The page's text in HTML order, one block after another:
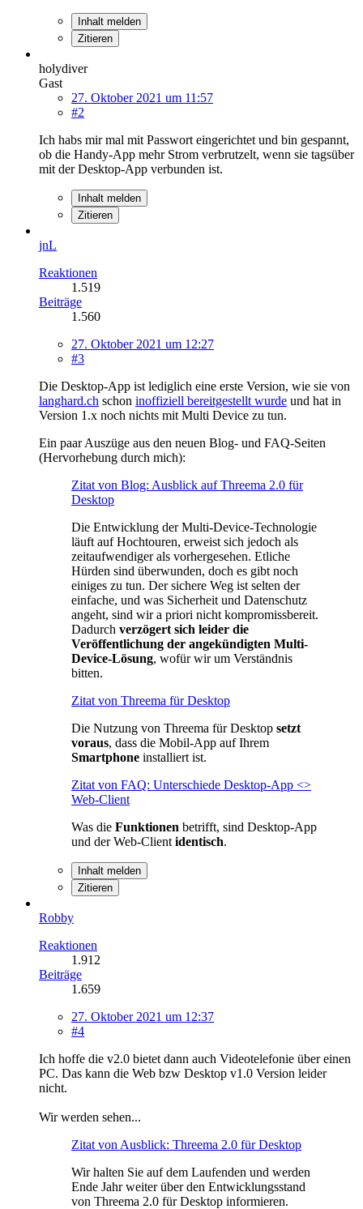
Inhalt melden
Zitieren
holydiver
Gast
27. Oktober 2021 um 11:57
#2
Ich habs mir mal mit Passwort eingerichtet und bin gespannt,
ob die Handy-App mehr Strom verbrutzelt, wenn sie tagsüber
mit der Desktop-App verbunden ist.
Inhalt melden
Zitieren
jnL
Reaktionen
1.519
Beiträge
1.560
27. Oktober 2021 um 12:27
#3
Die Desktop-App ist lediglich eine erste Version, wie sie von
langhard.ch schon inoffiziell bereitgestellt wurde und hat in
Version 1.x noch nichts mit Multi Device zu tun.
Ein paar Auszüge aus den neuen Blog- und FAQ-Seiten
(Hervorhebung durch mich):
Zitat von Blog: Ausblick auf Threema 2.0 für
Desktop
Die Entwicklung der Multi-Device-Technologie
läuft auf Hochtouren, erweist sich jedoch als
zeitaufwendiger als vorhergesehen. Etliche
Hürden sind überwunden, doch es gibt noch
einiges zu tun. Der sichere Weg ist selten der
einfache, und was Sicherheit und Datenschutz
angeht, sind wir a priori nicht kompromissbereit.
Dadurch verzögert sich leider die
Veröffentlichung der angekündigten Multi-
Device-Lösung, wofür wir um Verständnis
bitten.
Zitat von Threema für Desktop
Die Nutzung von Threema für Desktop setzt
voraus, dass die Mobil-App auf Ihrem
Smartphone installiert ist.
Zitat von FAQ: Unterschiede Desktop-App <>
Web-Client
Was die Funktionen betrifft, sind Desktop-App
und der Web-Client identisch.
Inhalt melden
Zitieren
Robby
Reaktionen
1.912
Beiträge
1.659
27. Oktober 2021 um 12:37
#4
Ich hoffe die v2.0 bietet dann auch Videotelefonie über einen
PC. Das kann die Web bzw Desktop v1.0 Version leider
nicht.
Wir werden sehen...
Zitat von Ausblick: Threema 2.0 für Desktop
Wir halten Sie auf dem Laufenden und werden
Ende Jahr weiter über den Entwicklungsstand
von Threema 2.0 für Desktop informieren.